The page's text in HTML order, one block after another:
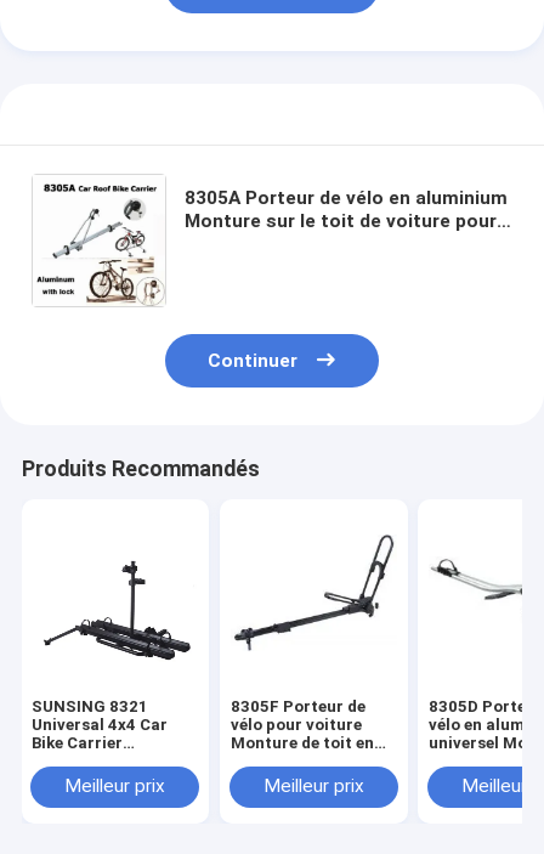
8305A Porteur de vélo en aluminium
Monture sur le toit de voiture pour
Continuer
Produits Recommandés
SUNSING 8321
Universal 4x4 Car
Bike Carrier
Works avec vélo de
montagne et vélos
Meilleur prix
8305F Porteur de
vélo pour voiture
Monture de toit en
Porteur d'un vélo
pour bagages de
Meilleur prix
8305D
vélo en
universel
pour le toit de
voiture Porte
Meilleur